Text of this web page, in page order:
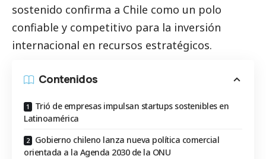
sostenido confirma a Chile como un polo
confiable y competitivo para la inversión
internacional en recursos estratégicos.
Contenidos
Trió de empresas impulsan startups sostenibles en
Latinoamérica
Gobierno chileno lanza nueva política comercial
orientada a la Agenda 2030 de la ONU